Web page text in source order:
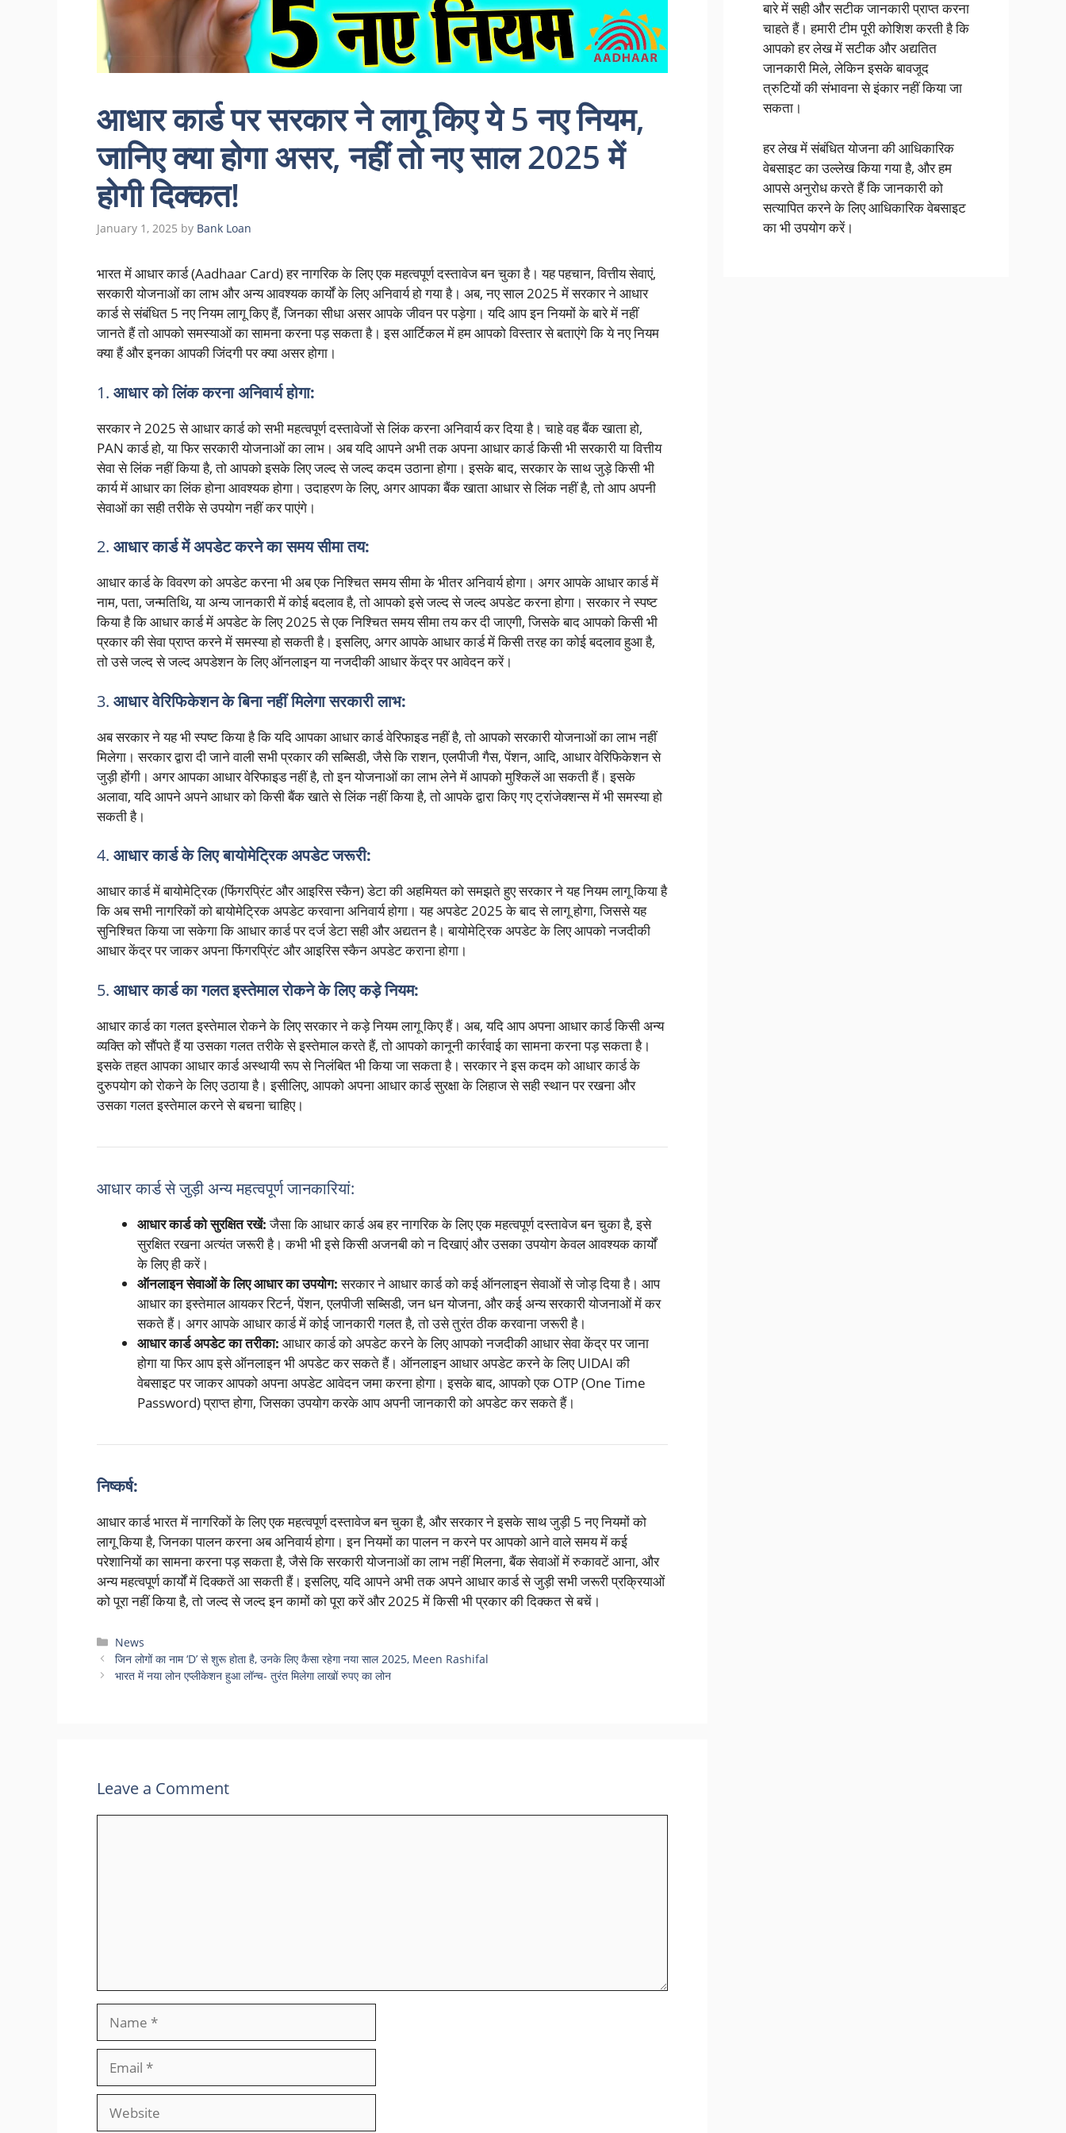
आधार कार्ड पर सरकार ने लागू किए ये 5 नए नियम,
जानिए क्या होगा असर, नहीं तो नए साल 2025 में
होगी दिक्कत!
January 1, 2025 by Bank Loan
भारत में आधार कार्ड (Aadhaar Card) हर नागरिक के लिए एक महत्वपूर्ण दस्तावेज बन चुका है। यह पहचान, वित्तीय सेवाएं,
सरकारी योजनाओं का लाभ और अन्य आवश्यक कार्यों के लिए अनिवार्य हो गया है। अब, नए साल 2025 में सरकार ने आधार
कार्ड से संबंधित 5 नए नियम लागू किए हैं, जिनका सीधा असर आपके जीवन पर पड़ेगा। यदि आप इन नियमों के बारे में नहीं
जानते हैं तो आपको समस्याओं का सामना करना पड़ सकता है। इस आर्टिकल में हम आपको विस्तार से बताएंगे कि ये नए नियम
क्या हैं और इनका आपकी जिंदगी पर क्या असर होगा।
1. आधार को लिंक करना अनिवार्य होगा:
सरकार ने 2025 से आधार कार्ड को सभी महत्वपूर्ण दस्तावेजों से लिंक करना अनिवार्य कर दिया है। चाहे वह बैंक खाता हो,
PAN कार्ड हो, या फिर सरकारी योजनाओं का लाभ। अब यदि आपने अभी तक अपना आधार कार्ड किसी भी सरकारी या वित्तीय
सेवा से लिंक नहीं किया है, तो आपको इसके लिए जल्द से जल्द कदम उठाना होगा। इसके बाद, सरकार के साथ जुड़े किसी भी
कार्य में आधार का लिंक होना आवश्यक होगा। उदाहरण के लिए, अगर आपका बैंक खाता आधार से लिंक नहीं है, तो आप अपनी
सेवाओं का सही तरीके से उपयोग नहीं कर पाएंगे।
2. आधार कार्ड में अपडेट करने का समय सीमा तय:
आधार कार्ड के विवरण को अपडेट करना भी अब एक निश्चित समय सीमा के भीतर अनिवार्य होगा। अगर आपके आधार कार्ड में
नाम, पता, जन्मतिथि, या अन्य जानकारी में कोई बदलाव है, तो आपको इसे जल्द से जल्द अपडेट करना होगा। सरकार ने स्पष्ट
किया है कि आधार कार्ड में अपडेट के लिए 2025 से एक निश्चित समय सीमा तय कर दी जाएगी, जिसके बाद आपको किसी भी
प्रकार की सेवा प्राप्त करने में समस्या हो सकती है। इसलिए, अगर आपके आधार कार्ड में किसी तरह का कोई बदलाव हुआ है,
तो उसे जल्द से जल्द अपडेशन के लिए ऑनलाइन या नजदीकी आधार केंद्र पर आवेदन करें।
3. आधार वेरिफिकेशन के बिना नहीं मिलेगा सरकारी लाभ:
अब सरकार ने यह भी स्पष्ट किया है कि यदि आपका आधार कार्ड वेरिफाइड नहीं है, तो आपको सरकारी योजनाओं का लाभ नहीं
मिलेगा। सरकार द्वारा दी जाने वाली सभी प्रकार की सब्सिडी, जैसे कि राशन, एलपीजी गैस, पेंशन, आदि, आधार वेरिफिकेशन से
जुड़ी होंगी। अगर आपका आधार वेरिफाइड नहीं है, तो इन योजनाओं का लाभ लेने में आपको मुश्किलें आ सकती हैं। इसके
अलावा, यदि आपने अपने आधार को किसी बैंक खाते से लिंक नहीं किया है, तो आपके द्वारा किए गए ट्रांजेक्शन्स में भी समस्या हो
सकती है।
4. आधार कार्ड के लिए बायोमेट्रिक अपडेट जरूरी:
आधार कार्ड में बायोमेट्रिक (फिंगरप्रिंट और आइरिस स्कैन) डेटा की अहमियत को समझते हुए सरकार ने यह नियम लागू किया है
कि अब सभी नागरिकों को बायोमेट्रिक अपडेट करवाना अनिवार्य होगा। यह अपडेट 2025 के बाद से लागू होगा, जिससे यह
सुनिश्चित किया जा सकेगा कि आधार कार्ड पर दर्ज डेटा सही और अद्यतन है। बायोमेट्रिक अपडेट के लिए आपको नजदीकी
आधार केंद्र पर जाकर अपना फिंगरप्रिंट और आइरिस स्कैन अपडेट कराना होगा।
5. आधार कार्ड का गलत इस्तेमाल रोकने के लिए कड़े नियम:
आधार कार्ड का गलत इस्तेमाल रोकने के लिए सरकार ने कड़े नियम लागू किए हैं। अब, यदि आप अपना आधार कार्ड किसी अन्य
व्यक्ति को सौंपते हैं या उसका गलत तरीके से इस्तेमाल करते हैं, तो आपको कानूनी कार्रवाई का सामना करना पड़ सकता है।
इसके तहत आपका आधार कार्ड अस्थायी रूप से निलंबित भी किया जा सकता है। सरकार ने इस कदम को आधार कार्ड के
दुरुपयोग को रोकने के लिए उठाया है। इसीलिए, आपको अपना आधार कार्ड सुरक्षा के लिहाज से सही स्थान पर रखना और
उसका गलत इस्तेमाल करने से बचना चाहिए।
आधार कार्ड से जुड़ी अन्य महत्वपूर्ण जानकारियां:
आधार कार्ड को सुरक्षित रखें:जैसा कि आधार कार्ड अब हर नागरिक के लिए एक महत्वपूर्ण दस्तावेज बन चुका है, इसे
सुरक्षित रखना अत्यंत जरूरी है। कभी भी इसे किसी अजनबी को न दिखाएं और उसका उपयोग केवल आवश्यक कार्यों
के लिए ही करें।
ऑनलाइन सेवाओं के लिए आधार का उपयोग:सरकार ने आधार कार्ड को कई ऑनलाइन सेवाओं से जोड़ दिया है। आप
आधार का इस्तेमाल आयकर रिटर्न, पेंशन, एलपीजी सब्सिडी, जन धन योजना, और कई अन्य सरकारी योजनाओं में कर
सकते हैं। अगर आपके आधार कार्ड में कोई जानकारी गलत है, तो उसे तुरंत ठीक करवाना जरूरी है।
आधार कार्ड अपडेट का तरीका: आधार कार्ड को अपडेट करने के लिए आपको नजदीकी आधार सेवा केंद्र पर जाना
होगा या फिर आप इसे ऑनलाइन भी अपडेट कर सकते हैं। ऑनलाइन आधार अपडेट करने के लिए UIDAI की
वेबसाइट पर जाकर आपको अपना अपडेट आवेदन जमा करना होगा। इसके बाद, आपको एक OTP (One Time
Password) प्राप्त होगा, जिसका उपयोग करके आप अपनी जानकारी को अपडेट कर सकते हैं।
निष्कर्ष:
आधार कार्ड भारत में नागरिकों के लिए एक महत्वपूर्ण दस्तावेज बन चुका है, और सरकार ने इसके साथ जुड़ी 5 नए नियमों को
लागू किया है, जिनका पालन करना अब अनिवार्य होगा। इन नियमों का पालन न करने पर आपको आने वाले समय में कई
परेशानियों का सामना करना पड़ सकता है, जैसे कि सरकारी योजनाओं का लाभ नहीं मिलना, बैंक सेवाओं में रुकावटें आना, और
अन्य महत्वपूर्ण कार्यों में दिक्कतें आ सकती हैं। इसलिए, यदि आपने अभी तक अपने आधार कार्ड से जुड़ी सभी जरूरी प्रक्रियाओं
को पूरा नहीं किया है, तो जल्द से जल्द इन कामों को पूरा करें और 2025 में किसी भी प्रकार की दिक्कत से बचें।
Categories
News
जिन लोगों का नाम ‘D’ से शुरू होता है, उनके लिए कैसा रहेगा नया साल 2025, Meen Rashifal
भारत में नया लोन एप्लीकेशन हुआ लॉन्च- तुरंत मिलेगा लाखों रुपए का लोन
Leave a Comment
Website
बारे में सही और सटीक जानकारी प्राप्त करना
चाहते हैं। हमारी टीम पूरी कोशिश करती है कि
आपको हर लेख में सटीक और अद्यतित
जानकारी मिले, लेकिन इसके बावजूद
त्रुटियों की संभावना से इंकार नहीं किया जा
सकता।
हर लेख में संबंधित योजना की आधिकारिक
वेबसाइट का उल्लेख किया गया है, और हम
आपसे अनुरोध करते हैं कि जानकारी को
सत्यापित करने के लिए आधिकारिक वेबसाइट
का भी उपयोग करें।